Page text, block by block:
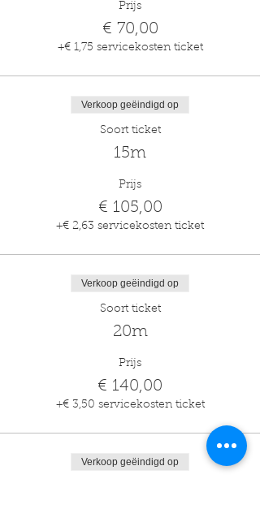
Prijs
€ 70,00
+€ 1,75 servicekosten ticket
Verkoop geëindigd op
Soort ticket
15m
Prijs
€ 105,00
+€ 2,63 servicekosten ticket
Verkoop geëindigd op
Soort ticket
20m
Prijs
€ 140,00
+€ 3,50 servicekosten ticket
Verkoop geëindigd op